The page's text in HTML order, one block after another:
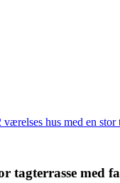
hus med en stor
tagterrasse med